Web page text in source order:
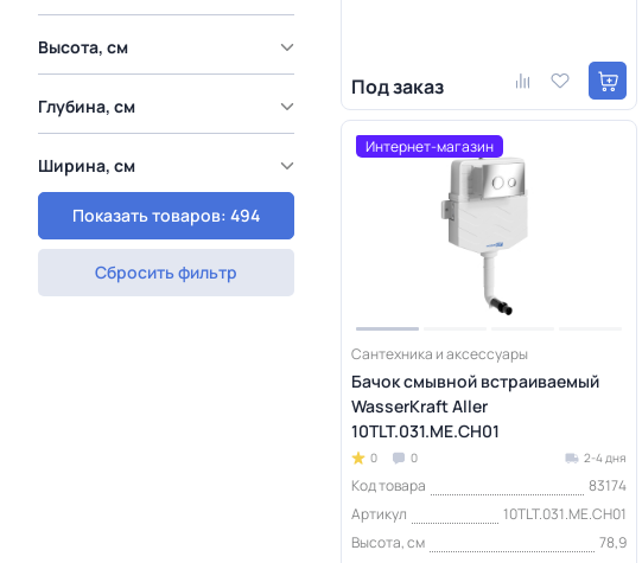
Высота, см
Глубина, см
Ширина, см
Показать товаров: 494
Сбросить фильтр
Под заказ
Интернет-магазин
Сантехника и аксессуары
Бачок смывной встраиваемый
WasserKraft Aller
10TLT.031.ME.CH01
0 0 2-4 дня
Код товара
83174
Артикул
10TLT.031.ME.CH01
Высота, см
78,9